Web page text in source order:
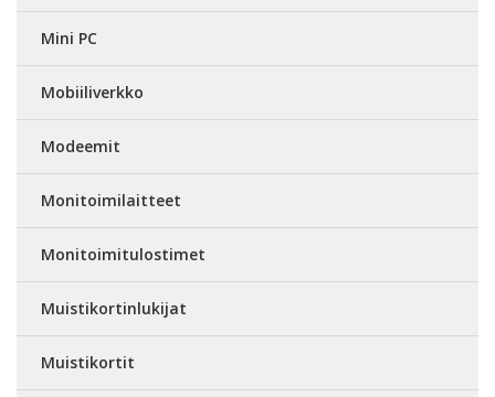
Mini PC
Mobiiliverkko
Modeemit
Monitoimilaitteet
Monitoimitulostimet
Muistikortinlukijat
Muistikortit